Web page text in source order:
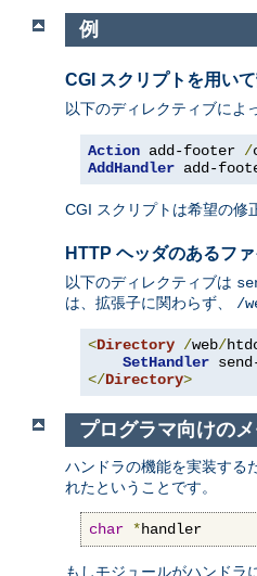
例
CGI スクリプトを用い
以下のディレクティブによ
Action add-footer /
AddHandler add-
CGI スクリプトは希望の修
HTTP ヘッダのあるフ
以下のディレクティブは
は、拡張子に関わらず、 /
<Directory /web/
SetHandler
</Directory>
プログラマ向けの
ハンドラの機能を実装する
れたということです。
char *handler
もしモジュールがハンドラ